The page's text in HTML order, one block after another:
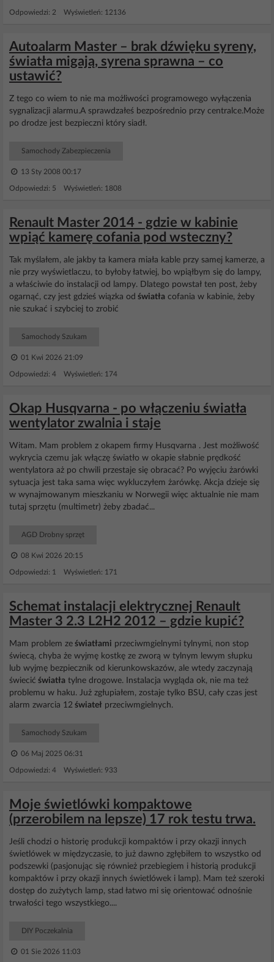
Odpowiedzi: 2 Wyświetleń: 12136
Autoalarm Master – brak dźwięku syreny,
światła migają, syrena sprawna – co
ustawić?
Z tego co wiem to nie ma możliwości programowego wyłączenia
sygnalizacji alarmu.A sprawdzałeś bezpośrednio przy centralce.Może
po drodze jest bezpieczni który siadł.
Samochody Zabezpieczenia
13 Sty 2008 00:17
Odpowiedzi: 5 Wyświetleń: 1808
Renault Master 2014 - gdzie w kabinie
wpiąć kamerę cofania pod wsteczny?
Tak myślałem, ale jakby ta kamera miała kable przy samej kamerze, a
nie przy wyświetlaczu, to byłoby łatwiej, bo wpiąłbym się do lampy,
a właściwie do instalacji od lampy. Dlatego powstał ten post, żeby
ogarnąć, czy jest gdzieś wiązka od światła cofania w kabinie, żeby
nie szukać i szybciej to zrobić
Samochody Szukam
01 Kwi 2026 21:09
Odpowiedzi: 4 Wyświetleń: 174
Okap Husqvarna - po włączeniu światła
wentylator zwalnia i staje
Witam. Mam problem z okapem firmy Husqvarna . Jest możliwość
wykrycia czemu jak włączę światło w okapie słabnie prędkość
wentylatora aż po chwili przestaje się obracać? Po wyjęciu żarówki
sytuacja jest taka sama więc wykluczyłem żarówkę. Akcja dzieje się
w wynajmowanym mieszkaniu w Norwegii więc aktualnie nie mam
tutaj sprzętu (multimetr) żeby zbadać...
AGD Drobny sprzęt
08 Kwi 2026 20:15
Odpowiedzi: 1 Wyświetleń: 171
Schemat instalacji elektrycznej Renault
Master 3 2.3 L2H2 2012 – gdzie kupić?
Mam problem ze światłami przeciwmgielnymi tylnymi, non stop
świecą, chyba że wyjmę kostkę ze zworą w tylnym lewym słupku
lub wyjmę bezpiecznik od kierunkowskazów, ale wtedy zaczynają
świecić światła tylne drogowe. Instalacja wygląda ok, nie ma też
problemu w haku. Już zgłupiałem, zostaje tylko BSU, cały czas jest
alarm zwarcia 12 świateł przeciwmgielnych.
Samochody Szukam
06 Maj 2025 06:31
Odpowiedzi: 4 Wyświetleń: 933
Moje świetlówki kompaktowe
(przerobilem na lepsze) 17 rok testu trwa.
Jeśli chodzi o historię produkcji kompaktów i przy okazji innych
świetlówek w międzyczasie, to już dawno zgłębiłem to wszystko od
podszewki (pasjonując się również przebiegiem i historią produkcji
kompaktów i przy okazji innych świetlówek i lamp). Mam też szeroki
dostęp do zużytych lamp, stad łatwo mi się orientować odnośnie
trwałości tego wszystkiego....
DIY Poczekalnia
01 Sie 2026 11:03